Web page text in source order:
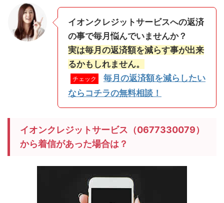
イオンクレジットサービスへの返済
の事で毎月悩んでいませんか？
実は毎月の返済額を減らす事が出来
るかもしれません。
チェック
毎月の返済額を減らしたい
ならコチラの無料相談！
イオンクレジットサービス（0677330079）
から着信があった場合は？